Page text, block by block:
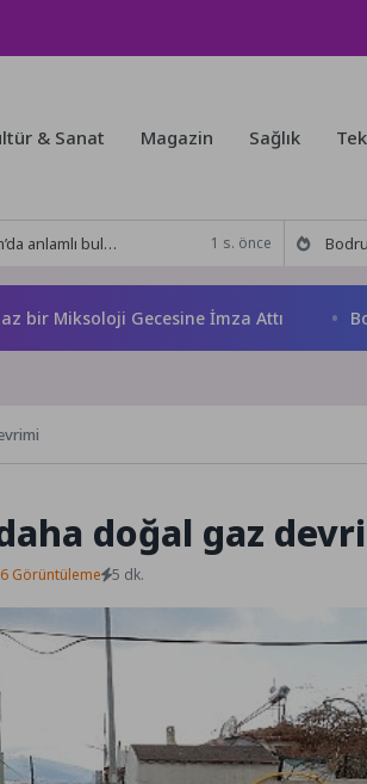
& Sanat Magazin Sağlık
konuşulan kitabı yeni baskısını Titanic Luxury Collection Bodrum’da kutladı 1 s. önce Bodrum’da anlamlı buluşma!
Gecesine İmza Attı
doğal gaz
Görüntüleme 5 dk.